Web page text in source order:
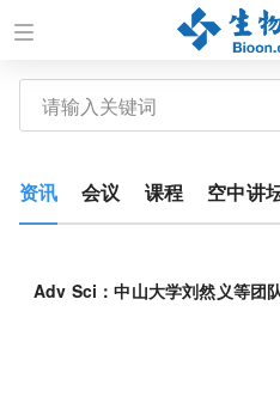
资讯 会议 课程 空中讲
Adv Sci：中山大学刘然义等团